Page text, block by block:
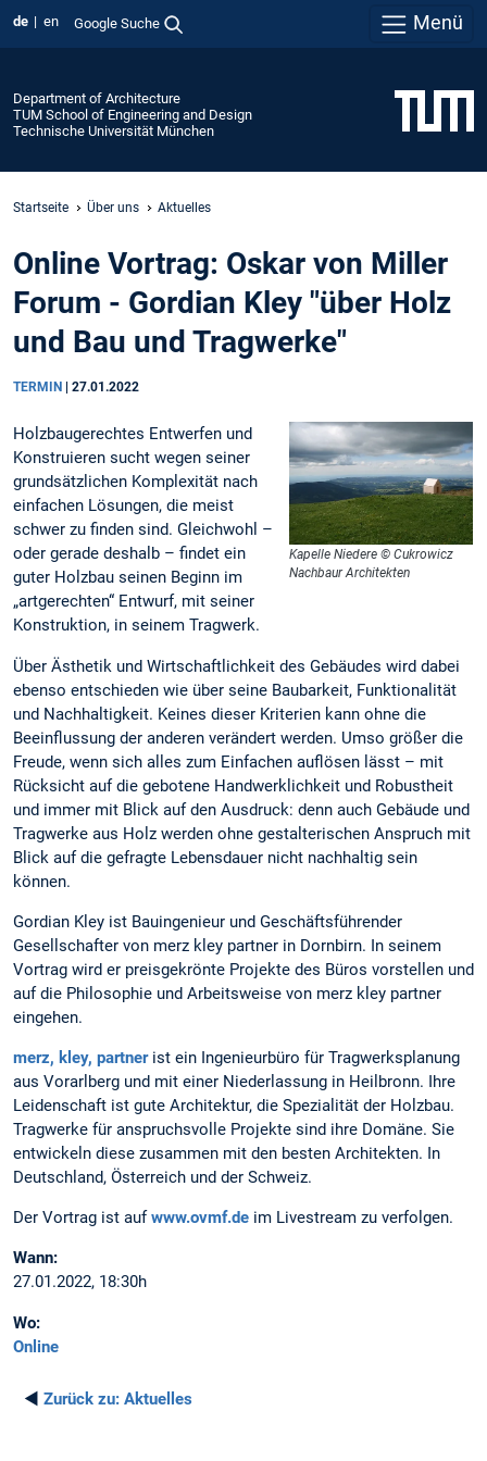
de en Google Suche Menü
Department of Architecture
TUM School of Engineering and Design
Technische Universität München
Startseite Über uns Aktuelles
Online Vortrag: Oskar von Miller
Forum - Gordian Kley "über Holz
und Bau und Tragwerke"
TERMIN 27.01.2022
Kapelle Niedere © Cukrowicz
Nachbaur Architekten
Holzbaugerechtes Entwerfen und
Konstruieren sucht wegen seiner
grundsätzlichen Komplexität nach
einfachen Lösungen, die meist
schwer zu finden sind. Gleichwohl –
oder gerade deshalb – findet ein
guter Holzbau seinen Beginn im
„artgerechten“ Entwurf, mit seiner
Konstruktion, in seinem Tragwerk.
Über Ästhetik und Wirtschaftlichkeit des Gebäudes wird dabei
ebenso entschieden wie über seine Baubarkeit, Funktionalität
und Nachhaltigkeit. Keines dieser Kriterien kann ohne die
Beeinflussung der anderen verändert werden. Umso größer die
Freude, wenn sich alles zum Einfachen auflösen lässt – mit
Rücksicht auf die gebotene Handwerklichkeit und Robustheit
und immer mit Blick auf den Ausdruck: denn auch Gebäude und
Tragwerke aus Holz werden ohne gestalterischen Anspruch mit
Blick auf die gefragte Lebensdauer nicht nachhaltig sein
können.
Gordian Kley ist Bauingenieur und Geschäftsführender
Gesellschafter von merz kley partner in Dornbirn. In seinem
Vortrag wird er preisgekrönte Projekte des Büros vorstellen und
auf die Philosophie und Arbeitsweise von merz kley partner
eingehen.
merz, kley, partnerist ein Ingenieurbüro für Tragwerksplanung
aus Vorarlberg und mit einer Niederlassung in Heilbronn. Ihre
Leidenschaft ist gute Architektur, die Spezialität der Holzbau.
Tragwerke für anspruchsvolle Projekte sind ihre Domäne. Sie
entwickeln diese zusammen mit den besten Architekten. In
Deutschland, Österreich und der Schweiz.
Der Vortrag ist aufwww.ovmf.de im Livestream zu verfolgen.
Wann:
27.01.2022, 18:30h
Wo:
Online
◄ Zurück zu: Aktuelles